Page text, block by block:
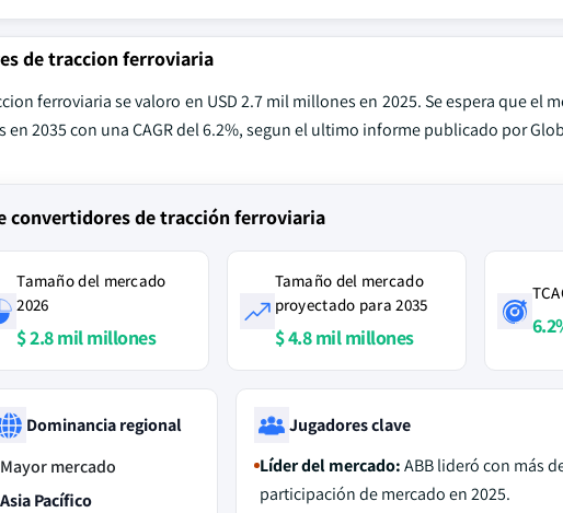
de traccion ferroviaria
ferroviaria se valoro en USD 2.7 mil millones en 2025. Se espera que el
en 2035 con una CAGR del 6.2%, segun el ultimo informe publicado por
convertidores de tracción ferroviaria
Tamaño del mercado
2026
$ 2.8 mil millones
Tamaño del mercado
proyectado para 2035
$ 4.8 mil millones
Dominancia regional
Mayor mercado
Asia Pacífico
Jugadores clave
Líder del mercado:ABB lideró con más
participación de mercado en 2025.